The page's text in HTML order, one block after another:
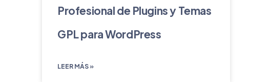
Profesional de Plugins y Temas
GPL para WordPress
LEER MÁS »